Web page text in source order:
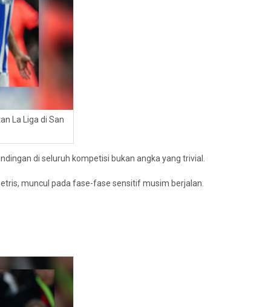
La Liga di San
di seluruh kompetisi bukan angka yang trivial.
muncul pada fase-fase sensitif musim berjalan.